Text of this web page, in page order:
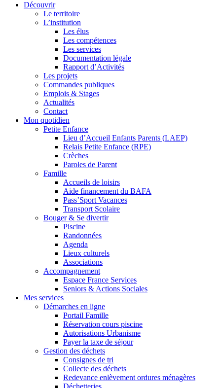
Découvrir
Le territoire
L’institution
Les élus
Les compétences
Les services
Documentation légale
Rapport d’Activités
Les projets
Commandes publiques
Emplois & Stages
Actualités
Contact
Mon quotidien
Petite Enfance
Lieu d’Accueil Enfants Parents (LAEP)
Relais Petite Enfance (RPE)
Crèches
Paroles de Parent
Famille
Accueils de loisirs
Aide financement du BAFA
Pass’Sport Vacances
Transport Scolaire
Bouger & Se divertir
Piscine
Randonnées
Agenda
Lieux culturels
Associations
Accompagnement
Espace France Services
Seniors & Actions Sociales
Mes services
Démarches en ligne
Portail Famille
Réservation cours piscine
Autorisations Urbanisme
Payer la taxe de séjour
Gestion des déchets
Consignes de tri
Collecte des déchets
Redevance enlèvement ordures ménagères
Déchetteries